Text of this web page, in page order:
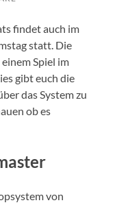
findet auch im
statt. Die
Spiel im
gibt euch die
das System zu
ob es
von